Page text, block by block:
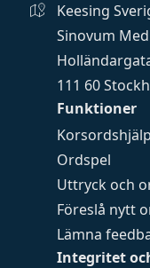
Funktioner
Korsordshjälp
Ordspel
Uttryck och
Föreslå nytt
Lämna
Integritet
Keesing
Sinovum
111 60